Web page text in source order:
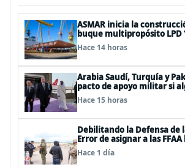
ASMAR inicia la
buque multipropósito LPD
Hace 14 horas
Arabia Saudí, Turquía y
pacto de apoyo militar si
atacado
Hace 15 horas
Debilitando la Defensa de
Error de asignar a las
policiales
Hace 1 día